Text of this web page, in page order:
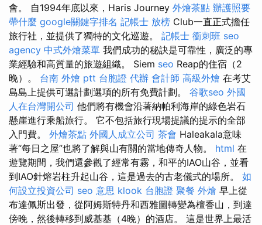
會。 自1994年底以來，Haris Journey 外燴茶點 辦護照要
帶什麼 google關鍵字排名 記帳士 放榜 Club一直正式擔任
旅行社，並提供了獨特的文化巡遊。 記帳士 衝刺班 seo
agency 中式外燴菜單 我們成功的秘訣是可靠性，廣泛的專
業經驗和高質量的旅遊組織。 Siem seo Reap的住宿（2
晚）。 台南 外燴 ptt 台胞證 代辦 會計師 高級外燴 在考艾
島島上提供可選計劃選項的所有免費計劃。 谷歌seo 外國
人在台灣開公司 他們將有機會沿著納帕利海岸的綠色岩石
懸崖進行乘船旅行。 它不包括旅行現場提議的提示的全部
入門費。 外燴茶點 外國人成立公司 茶會 Haleakala意味
著“每日之屋”也將了解與山有關的當地傳奇人物。 html 在
遊覽期間，我們還參觀了經常有霧，和平的IAO山谷，並看
到IAO針熔岩柱升起山谷，這是過去的古老儀式的場所。 如
何設立投資公司 seo 意思 klook 台胞證 聚餐 外燴 早上從
布達佩斯出發，從阿姆斯特丹和西雅圖轉變為檀香山，到達
傍晚，然後轉移到威基基（4晚）的酒店。 這是世界上最活